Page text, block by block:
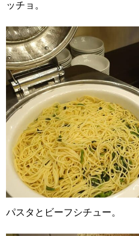
ッチョ。
パスタとビーフシチュー。